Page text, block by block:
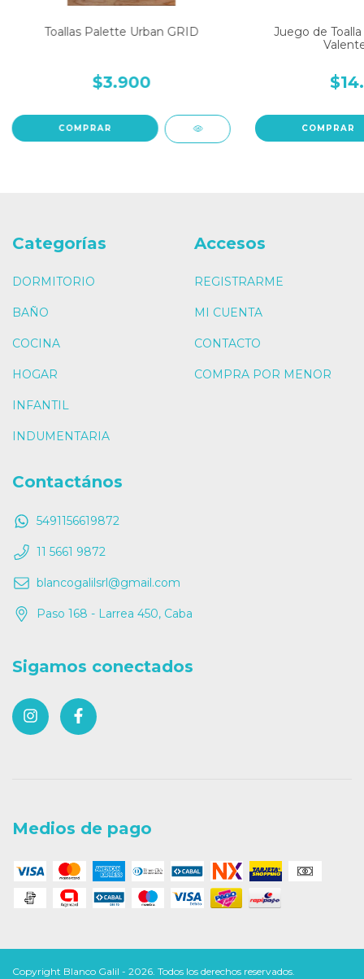
Toallas Palette Urban GRID
$3.900
COMPRAR
Juego de
COMPRAR
Categorías
DORMITORIO
BAÑO
COCINA
HOGAR
INFANTIL
INDUMENTARIA
Accesos
REGISTRARME
MI CUENTA
CONTACTO
COMPRA POR MENOR
Contactános
5491156619872
11 5661 9872
blancogalilsrl@gmail.com
Paso 168 - Larrea 450, Caba
Sigamos conectados
Medios de pago
Copyright Blanco Galil - 2026. Todos los derechos reservados.